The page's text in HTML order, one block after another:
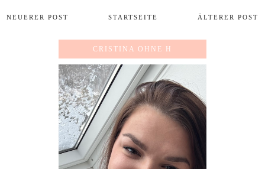
NEUERER POST ÄLTERER POST
STARTSEITE
CRISTINA OHNE H